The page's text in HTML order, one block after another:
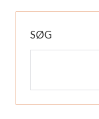
SØG